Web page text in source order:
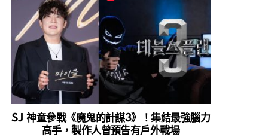
SJ 神童參戰《魔鬼的計謀3》！集結最強腦力
高手，製作人曾預告有戶外戰場